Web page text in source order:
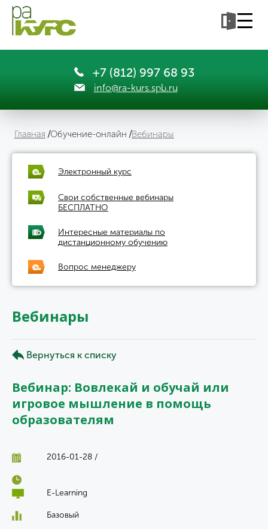
+7 (812) 997 68 93
info@ra-kurs.spb.ru
Главная Обучение-онлайн Вебинары
Электронный курс
Свои собственные вебинары
БЕСПЛАТНО
Интересные материалы по
дистанционному обучению
Вопрос менеджеру
Вебинары
Вернуться к списку
Вебинар: Вовлекай и обучай или
игровое мышление в помощь
образователям
2016-01-28 /
E-Learning
Базовый